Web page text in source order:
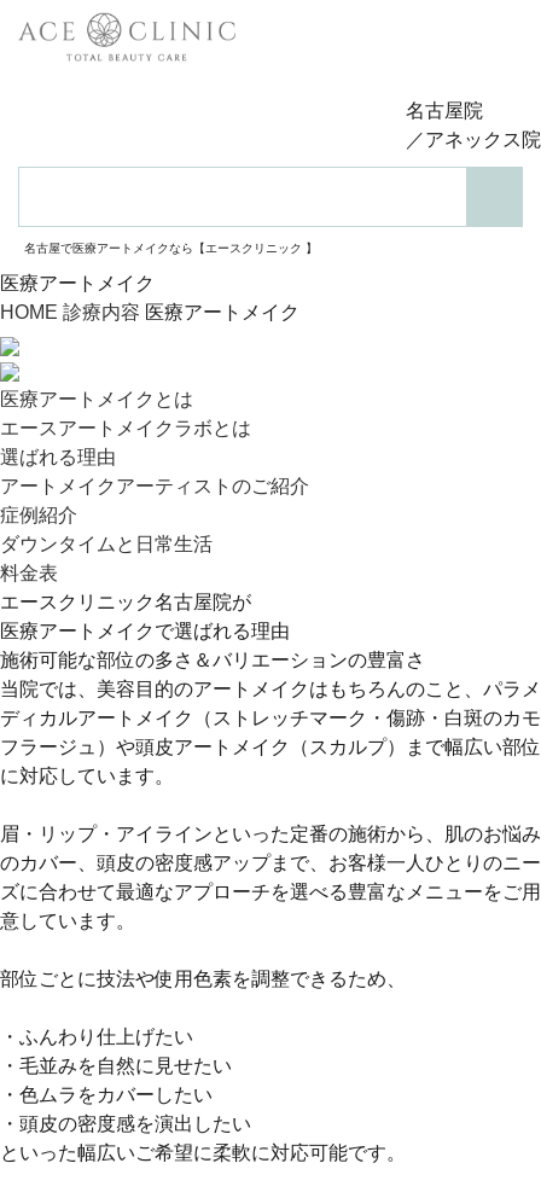
名古屋で医療アートメイクなら【エースクリニック 】
名古屋院
／アネックス院
医療アートメイク
HOME 診療内容 医療アートメイク
医療アートメイクとは
エースアートメイクラボとは
選ばれる理由
アートメイクアーティストのご紹介
症例紹介
ダウンタイムと日常生活
料金表
エースクリニック名古屋院が
医療アートメイクで選ばれる理由
施術可能な部位の多さ＆バリエーションの豊富さ
当院では、美容目的のアートメイクはもちろんのこと、パラメ
ディカルアートメイク（ストレッチマーク・傷跡・白斑のカモ
フラージュ）や頭皮アートメイク（スカルプ）まで幅広い部位
に対応しています。
眉・リップ・アイラインといった定番の施術から、肌のお悩み
のカバー、頭皮の密度感アップまで、お客様一人ひとりのニー
ズに合わせて最適なアプローチを選べる豊富なメニューをご用
意しています。
部位ごとに技法や使用色素を調整できるため、
・ふんわり仕上げたい
・毛並みを自然に見せたい
・色ムラをカバーしたい
・頭皮の密度感を演出したい
といった幅広いご希望に柔軟に対応可能です。